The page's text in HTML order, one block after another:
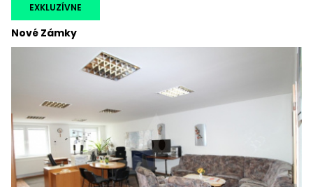
Nové Zámky
EXKLUZÍVNE